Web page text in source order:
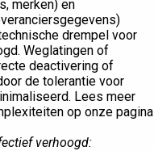
merken) en
drempel voor
Weglatingen of
deactivering of
de tolerantie voor
Lees meer
op onze pagina
verhoogd: